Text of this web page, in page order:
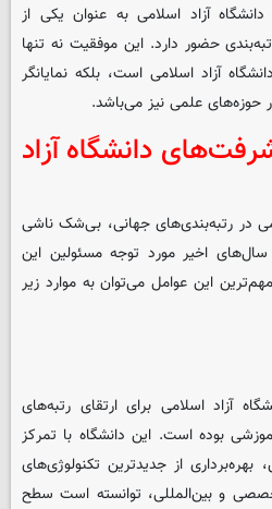
رتبه‌بندی لایدن ۲۰۲۴، دانشگاه آزاد اسلامی به عنوان یکی از
حضور دارد. این موفقیت نه تنها
آزاد اسلامی است، بلکه نمایانگر
حوزه‌های علمی نیز می‌باشد.
دانشگاه آزاد
در رتبه‌بندی‌های جهانی، بی‌شک ناشی
اخیر مورد توجه مسئولین این
این عوامل می‌توان به موارد زیر
آزاد اسلامی برای ارتقای رتبه‌های
بوده است. این دانشگاه با تمرکز
از جدیدترین تکنولوژی‌های
و بین‌المللی، توانسته است سطح